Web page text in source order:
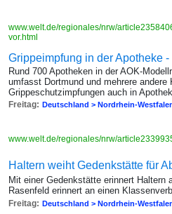
www.welt.de/regionales/nrw/
vor.html
Grippeimpfung in der Apotheke
Rund 700 Apotheken in der AOK-
umfasst Dortmund und mehrere
Grippeschutzimpfungen auch in
Freitag: Deutschland > Nordrhein-
www.welt.de/regionales/nrw/
Haltern weiht Gedenkstätte für
Mit einer Gedenkstätte erinnert Haltern
Rasenfeld erinnert an einen
Freitag: Deutschland > Nordrhein-